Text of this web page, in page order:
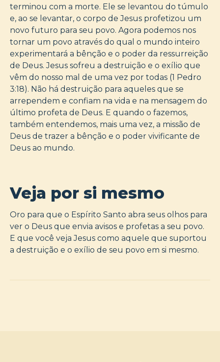
terminou com a morte. Ele se levantou do túmulo
e, ao se levantar, o corpo de Jesus profetizou um
novo futuro para seu povo. Agora podemos nos
tornar um povo através do qual o mundo inteiro
experimentará a bênção e o poder da ressurreição
de Deus. Jesus sofreu a destruição e o exílio que
vêm do nosso mal de uma vez por todas (1 Pedro
3:18). Não há destruição para aqueles que se
arrependem e confiam na vida e na mensagem do
último profeta de Deus. E quando o fazemos,
também entendemos, mais uma vez, a missão de
Deus de trazer a bênção e o poder vivificante de
Deus ao mundo.
Veja por si mesmo
Oro para que o Espírito Santo abra seus olhos para
ver o Deus que envia avisos e profetas a seu povo.
E que você veja Jesus como aquele que suportou
a destruição e o exílio de seu povo em si mesmo.